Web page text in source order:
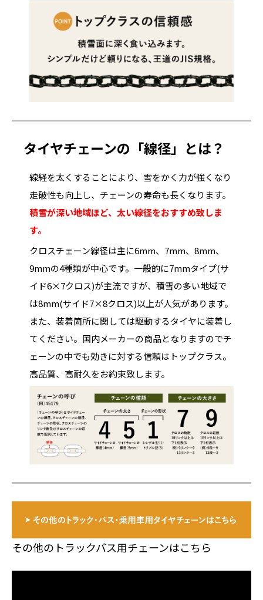
タイヤチェーンの「線径」とは？
線経を太くすることにより、雪をかく力が強くなり
走破性も向上し、チェーンの寿命も長くなります。
積雪が深い地域ほど、太い線径をおすすめ致しま
す。
クロスチェーン線径は主に6mm、7mm、8mm、
9mmの4種類が中心です。一般的に7mmタイプ(サ
イド6×7クロス)が主流ですが、積雪の多い地域で
は8mm(サイド7×8クロス)以上が人気があります。
また、装着箇所に関しては駆動するタイヤに装着し
てください。国内メーカーの商品となりますのでチ
ェーンの中でも効きに対する信頼はトップクラス。
高品質、高耐久をお約束致します。
その他のトラックバス用チェーンはこちら